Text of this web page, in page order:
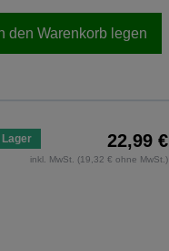
den Warenkorb legen
22,99 €
inkl. MwSt. (19,32 € ohne MwSt.)